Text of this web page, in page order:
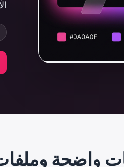
واضحة